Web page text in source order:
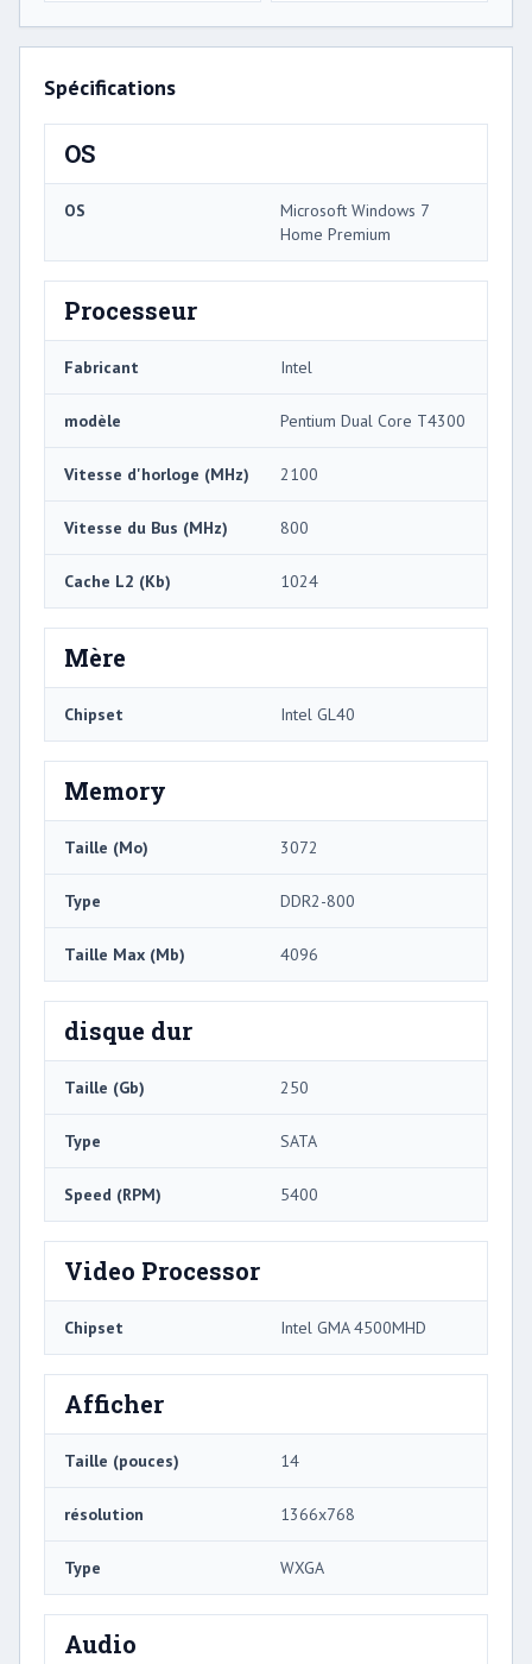
Spécifications
OS
OS
Microsoft Windows 7
Home Premium
Processeur
Fabricant Intel
modèle Pentium Dual Core T4300
Vitesse d'horloge (MHz) 2100
Vitesse du Bus (MHz) 800
Cache L2 (Kb) 1024
Mère
Chipset Intel GL40
Memory
Taille (Mo) 3072
Type DDR2-800
Taille Max (Mb) 4096
disque dur
Taille (Gb) 250
Type SATA
Speed ​​(RPM) 5400
Video Processor
Chipset Intel GMA 4500MHD
Afficher
Taille (pouces) 14
résolution 1366x768
Type WXGA
Audio